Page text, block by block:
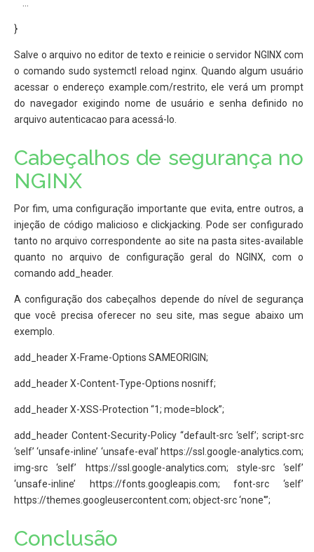
…
}
Salve o arquivo no editor de texto e reinicie o servidor NGINX com
o comando sudo systemctl reload nginx. Quando algum usuário
acessar o endereço example.com/restrito, ele verá um prompt
do navegador exigindo nome de usuário e senha definido no
arquivo autenticacao para acessá-lo.
Cabeçalhos de segurança no
NGINX
Por fim, uma configuração importante que evita, entre outros, a
injeção de código malicioso e clickjacking. Pode ser configurado
tanto no arquivo correspondente ao site na pasta sites-available
quanto no arquivo de configuração geral do NGINX, com o
comando add_header.
A configuração dos cabeçalhos depende do nível de segurança
que você precisa oferecer no seu site, mas segue abaixo um
exemplo.
add_header X-Frame-Options SAMEORIGIN;
add_header X-Content-Type-Options nosniff;
add_header X-XSS-Protection “1; mode=block”;
add_header Content-Security-Policy “default-src ‘self’; script-src
‘self’ ‘unsafe-inline’ ‘unsafe-eval’ https://ssl.google-analytics.com;
img-src ‘self’ https://ssl.google-analytics.com; style-src ‘self’
‘unsafe-inline’ https://fonts.googleapis.com; font-src ‘self’
https://themes.googleusercontent.com; object-src ‘none'”;
Conclusão